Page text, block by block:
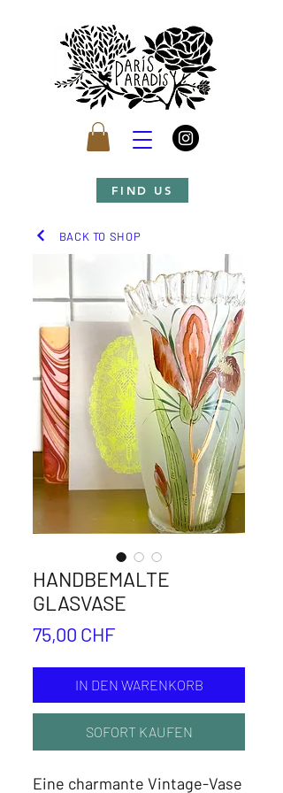
FIND US
BACK TO SHOP
HANDBEMALTE
GLASVASE
75,00 CHF
IN DEN WARENKORB
SOFORT KAUFEN
Eine charmante Vintage-Vase